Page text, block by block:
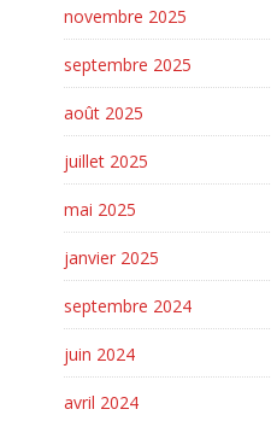
novembre 2025
septembre 2025
août 2025
juillet 2025
mai 2025
janvier 2025
septembre 2024
juin 2024
avril 2024